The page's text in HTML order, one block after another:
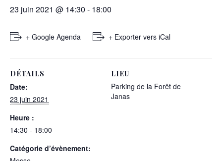
23 juin 2021 @ 14:30 - 18:00
+ Google Agenda + Exporter vers iCal
DÉTAILS
Date:
23 juin 2021
Heure :
14:30 - 18:00
Catégorie d’évènement:
LIEU
Parking de la Forêt de
Janas